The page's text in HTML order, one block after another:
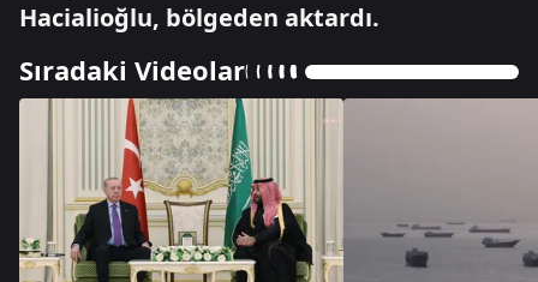
Hacialioğlu, bölgeden aktardı.
Sıradaki Videolar